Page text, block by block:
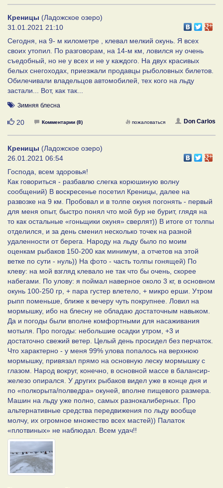
Креницы (Ладожское озеро)
31.01.2021 21:10
Сегодня, на 9- м километре , клевал мелкий окунь. Я всех
своих утопил. По разговорам, на 14-м км, ловился ну очень
съедобный, но не у всех и не у каждого. На двух красивых
белых снегоходах, приезжали продавцы рыболовных билетов.
Обилечивали владельцов автомобилей, тех кого на льду
застали... Вот, как так...
Зимняя блесна
Нравится
20 Комментарии (8) Don Carlos
пожаловаться
Креницы (Ладожское озеро)
26.01.2021 06:54
Господа, всем здоровья!
Как говориться - разбавлю слегка корюшиную волну
сообщений) В воскресенье посетил Креницы, далее на
развозке на 9 км. Пробовал и в толпе окуня погонять - первый
для меня опыт, быстро понял что мой бур не бурит, глядя на
то как остальные «гоньщики окуня» сверлят)) В итоге от толпы
отделился, и за день сменил несколько точек на разной
удаленности от берега. Народу на льду было по моим
оценкам рыбаков 150-200 как минимум, а отчетов на этой
ветке по сути - нуль)) На фото - часть толпы гонящей) По
клеву: на мой взгляд клевало не так что бы очень, скорее
набегами. По улову: я поймал наверное около 3 кг, в основном
окунь 100-250 гр, + пара густер влетело, + микро ерши. Утром
рыпп поменьше, ближе к вечеру чуть покрупнее. Ловил на
мормышку, ибо на блесну не обладаю достаточным навыком.
Да и погоды были вполне комфортными для насаживания
мотыля. Про погоды: небольшие осадки утром, +3 и
достаточно свежий ветер. Целый день просидел без перчаток.
Что характерно - у меня 99% улова попалось на верхнюю
мормышку, привязал прямо на основную леску мормышку с
глазом. Народ вокруг, конечно, в основной массе в балансир-
железо опирался. У других рыбаков видел уже в конце дня и
по «полкорыта/полведра» окуней, вполне пищевого размера.
Машин на льду уже полно, самых разнокалиберных. Про
альтернативные средства передвижения по льду вообще
молчу, их огромное множество всех мастей)) Палаток
«плотвиных» не наблюдал. Всем удач!!